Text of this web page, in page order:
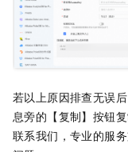
若以上原因排查无误
息旁的【复制】按钮
联系我们，专业的服